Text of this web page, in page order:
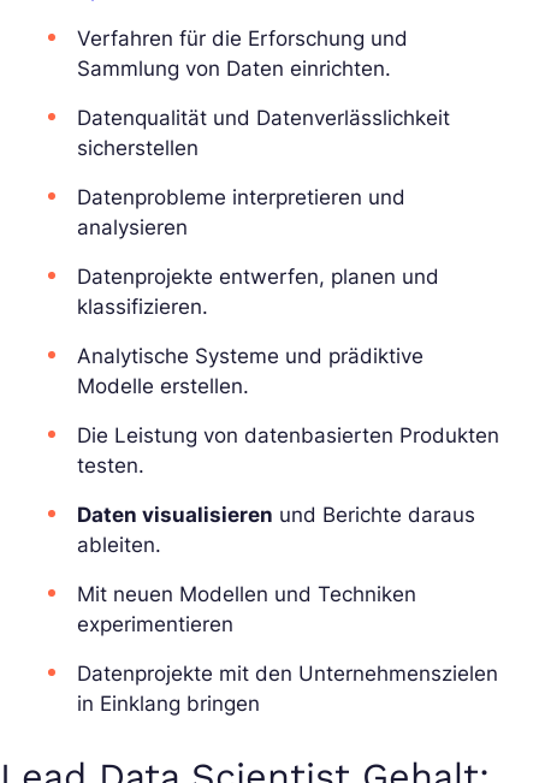
Verfahren für die Erforschung und
Sammlung von Daten einrichten.
Datenqualität und Datenverlässlichkeit
sicherstellen
Datenprobleme interpretieren und
analysieren
Datenprojekte entwerfen, planen und
klassifizieren.
Analytische Systeme und prädiktive
Modelle erstellen.
Die Leistung von datenbasierten Produkten
testen.
Daten visualisieren und Berichte daraus
ableiten.
Mit neuen Modellen und Techniken
experimentieren
Datenprojekte mit den Unternehmenszielen
in Einklang bringen